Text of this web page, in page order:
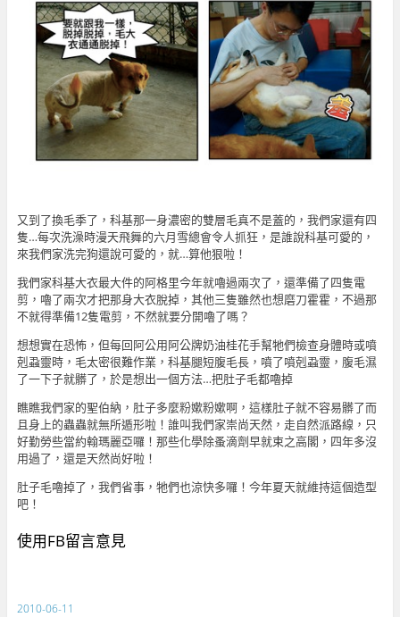
又到了換毛季了，科基那一身濃密的雙層毛真不是蓋的，我們家還有四
隻…每次洗澡時漫天飛舞的六月雪總會令人抓狂，是誰說科基可愛的，
來我們家洗完狗還說可愛的，就…算他狠啦！
我們家科基大衣最大件的阿格里今年就嚕過兩次了，還準備了四隻電
剪，嚕了兩次才把那身大衣脫掉，其他三隻雖然也想磨刀霍霍，不過那
不就得準備12隻電剪，不然就要分開嚕了嗎？
想想實在恐怖，但每回阿公用阿公牌奶油桂花手幫牠們檢查身體時或噴
剋蝨靈時，毛太密很難作業，科基腿短腹毛長，噴了噴剋蝨靈，腹毛濕
了一下子就髒了，於是想出一個方法…把肚子毛都嚕掉
瞧瞧我們家的聖伯納，肚子多麼粉嫰粉嫰啊，這樣肚子就不容易髒了而
且身上的蟲蟲就無所遁形啦！誰叫我們家崇尚天然，走自然派路線，只
好勤勞些當約翰瑪麗亞囉！那些化學除蚤滴劑早就束之高閣，四年多沒
用過了，還是天然尚好啦！
肚子毛嚕掉了，我們省事，牠們也涼快多囉！今年夏天就維持這個造型
吧！
使用FB留言意見
2010-06-11